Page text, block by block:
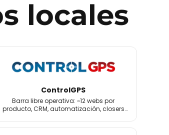
locales
ControlGPS
Barra libre operativa: ~12 webs por
producto, CRM, automatización, closers